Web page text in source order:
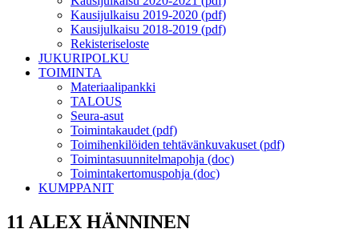
Kausijulkaisu 2019-2020 (pdf)
Kausijulkaisu 2018-2019 (pdf)
Rekisteriseloste
JUKURIPOLKU
TOIMINTA
Materiaalipankki
TALOUS
Seura-asut
Toimintakaudet (pdf)
Toimihenkilöiden tehtävänkuvakuset (pdf)
Toimintasuunnitelmapohja (doc)
Toimintakertomuspohja (doc)
KUMPPANIT
11 ALEX HÄNNINEN